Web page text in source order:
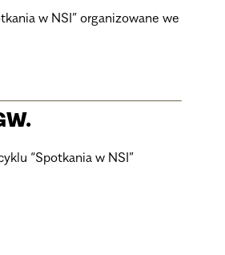
w NSI” organizowane we
“Spotkania w NSI”